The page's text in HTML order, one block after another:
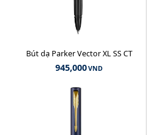
Bút dạ Parker Vector XL SS CT
945,000VND